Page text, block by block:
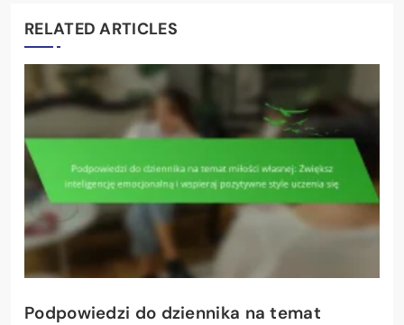
RELATED ARTICLES
Podpowiedzi do dziennika na temat